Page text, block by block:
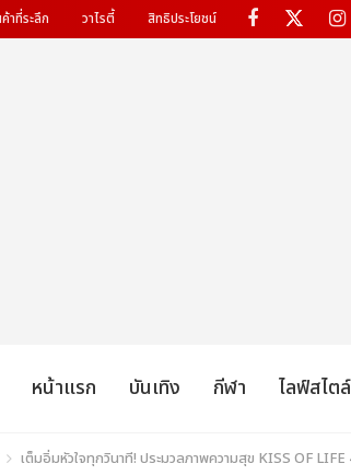
าที่ระลึก วาไรตี้ สิทธิประโยชน์
หน้าแรก บันเทิง กีฬา ไลฟ์สไตล์
เต็มอิ่มหัวใจทุกวินาที! ประมวลภาพความสุข KISS OF